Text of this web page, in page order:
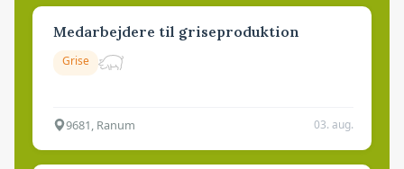
Medarbejdere til griseproduktion
Grise
9681, Ranum 03. aug.